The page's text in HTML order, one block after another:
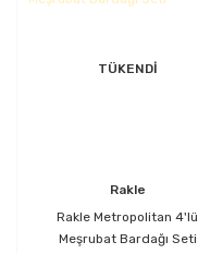
TÜKENDİ
Rakle
Rakle Metropolitan 4'lü
Meşrubat Bardağı Seti